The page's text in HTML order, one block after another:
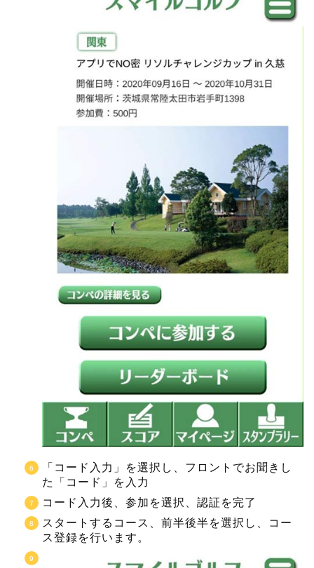
「コード入力」を選択し、フロントでお聞きし
た「コード」を入力
コード入力後、参加を選択、認証を完了
スタートするコース、前半後半を選択し、コー
ス登録を行います。